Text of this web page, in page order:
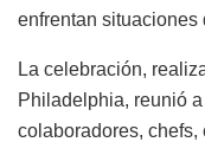
enfrentan situaciones
La celebración,
Philadelphia, reunió
colaboradores,